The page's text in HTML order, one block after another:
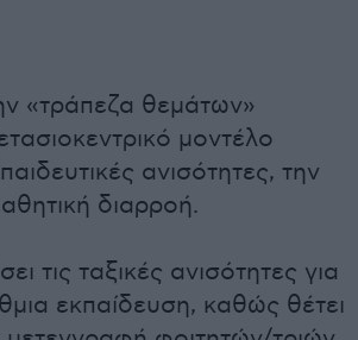
«τράπεζα θεμάτων»
μοντέλο
ανισότητες, την
διαρροή.
τις ταξικές ανισότητες για
εκπαίδευση, καθώς θέτει